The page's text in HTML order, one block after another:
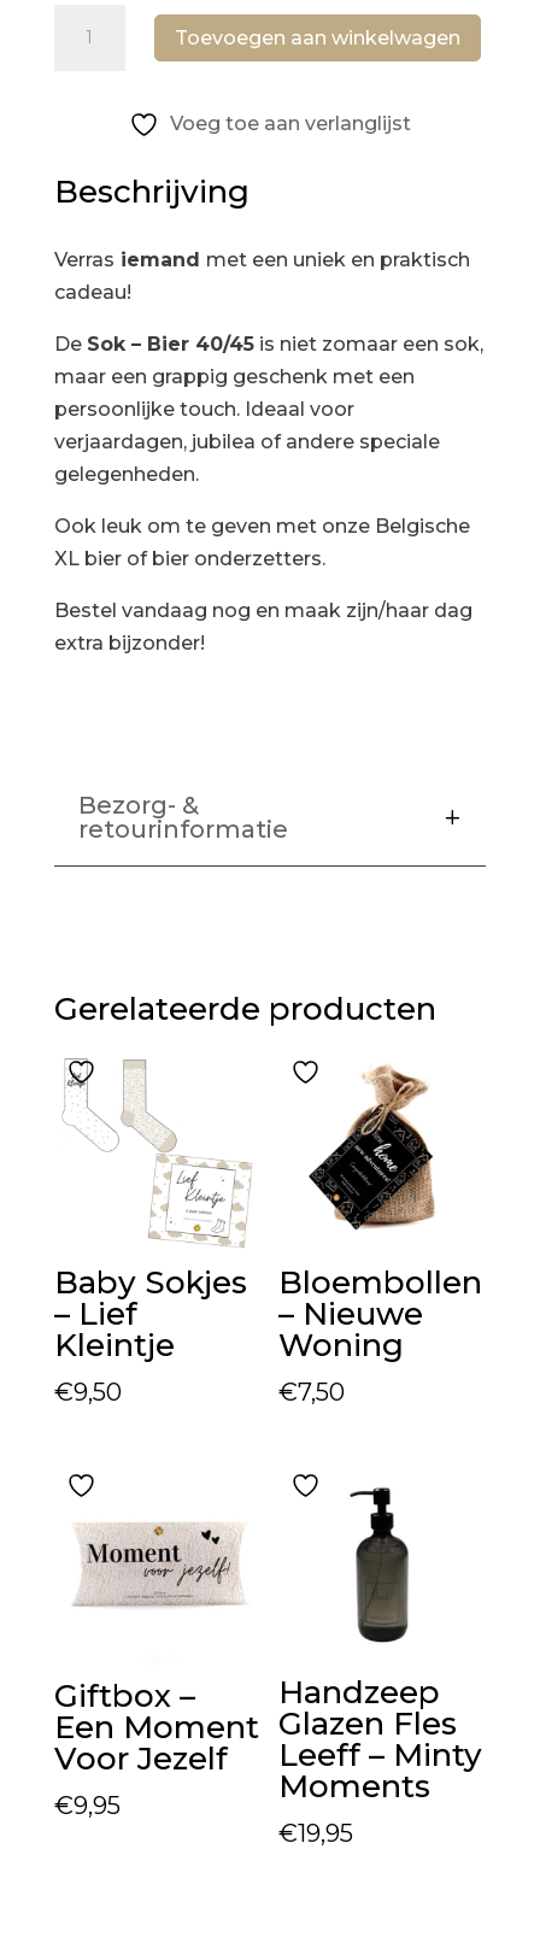
Toevoegen aan winkelwagen
Voeg toe aan verlanglijst
Beschrijving
Verras iemand met een uniek en praktisch
cadeau!
De Sok – Bier 40/45is niet zomaar een sok,
maar een grappig geschenk met een
persoonlijke touch. Ideaal voor
verjaardagen, jubilea of andere speciale
gelegenheden.
Ook leuk om te geven met onze Belgische
XL bier of bier onderzetters.
Bestel vandaag nog en maak zijn/haar dag
extra bijzonder!
Bezorg- &
retourinformatie
Gerelateerde producten
Baby Sokjes
– Lief
Kleintje
€9,50
Bloembollen
– Nieuwe
Woning
€7,50
Giftbox –
Een Moment
Voor Jezelf
€9,95
Handzeep
Glazen Fles
Leeff – Minty
Moments
€19,95